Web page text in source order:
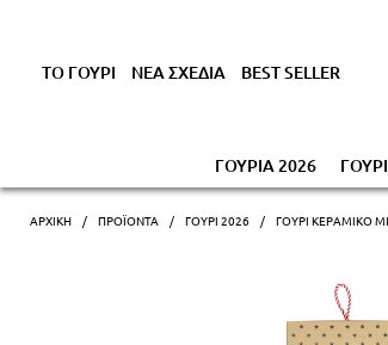
ΤΟ ΓΟΥΡΙ ΝΕΑ ΣΧΕΔΙΑ BEST SELLER
ΓΟΥΡΙΑ 2026
ΑΡΧΙΚΗ ΠΡΟΪΌΝΤΑ ΓΟΎΡΙ 2026 ΓΟΎΡΙ ΚΕΡΑΜΙΚΌ